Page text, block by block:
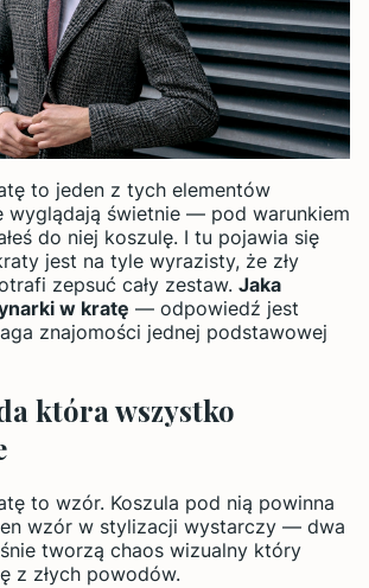
to jeden z tych elementów
wyglądają świetnie — pod warunkiem
do niej koszulę. I tu pojawia się
jest na tyle wyrazisty, że zły
zepsuć cały zestaw. Jaka
w kratę — odpowiedź jest
znajomości jednej podstawowej
która wszystko
to wzór. Koszula pod nią powinna
wzór w stylizacji wystarczy — dwa
tworzą chaos wizualny który
z złych powodów.